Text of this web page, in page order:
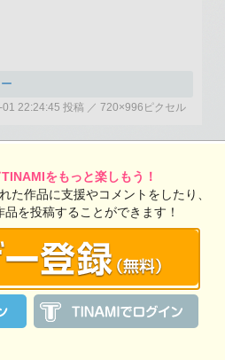
22:24:45 投稿 ／ 720×996ピクセル
をもっと楽しもう！
た作品に支援やコメントをしたり、
を投稿することができます！